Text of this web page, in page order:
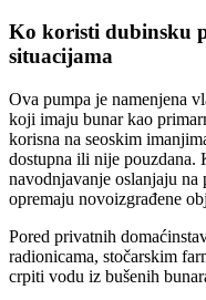
Ko koristi dubinsku
situacijama
Ova pumpa je namenjena
koji imaju bunar kao
korisna na seoskim
dostupna ili nije
navodnjavanje oslanjaju
opremaju novoizgrađene
Pored privatnih
radionicama, stočarskim
crpiti vodu iz bušenih